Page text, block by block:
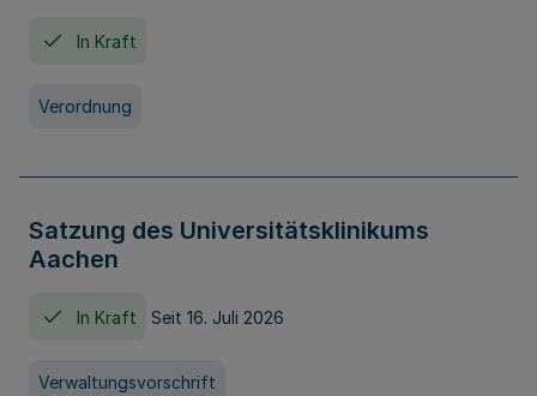
In Kraft
Verordnung
Satzung des Universitätsklinikums
Aachen
In Kraft Seit 16. Juli 2026
Verwaltungsvorschrift